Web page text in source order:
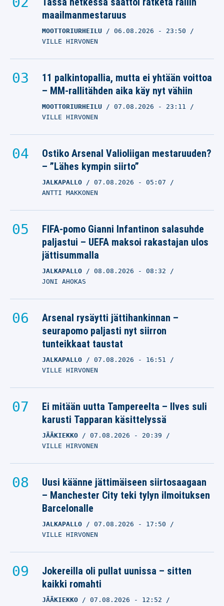
maailmanmestaruus
MOOTTORIURHEILU 06.08.2026 - 23:50
VILLE HIRVONEN
11 palkintopallia, mutta ei yhtään voittoa
– MM-rallitähden aika käy nyt vähiin
MOOTTORIURHEILU 07.08.2026 - 23:11
VILLE HIRVONEN
Ostiko Arsenal Valioliigan mestaruuden?
– ”Lähes kympin siirto”
JALKAPALLO 07.08.2026 - 05:07
ANTTI MAKKONEN
FIFA-pomo Gianni Infantinon salasuhde
paljastui – UEFA maksoi rakastajan ulos
jättisummalla
JALKAPALLO 08.08.2026 - 08:32
JONI AHOKAS
Arsenal rysäytti jättihankinnan –
seurapomo paljasti nyt siirron
tunteikkaat taustat
JALKAPALLO 07.08.2026 - 16:51
VILLE HIRVONEN
Ei mitään uutta Tampereelta – Ilves suli
karusti Tapparan käsittelyssä
JÄÄKIEKKO 07.08.2026 - 20:39
VILLE HIRVONEN
Uusi käänne jättimäiseen siirtosaagaan
– Manchester City teki tylyn ilmoituksen
Barcelonalle
JALKAPALLO 07.08.2026 - 17:50
VILLE HIRVONEN
Jokereilla oli pullat uunissa – sitten
kaikki romahti
JÄÄKIEKKO 07.08.2026 - 12:52